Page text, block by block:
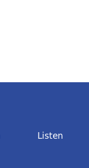
Listen